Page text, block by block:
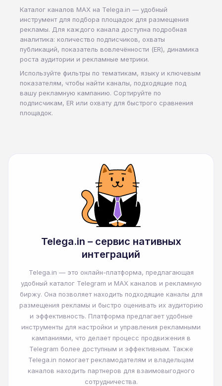
Каталог каналов MAX на Telega.in — удобный
инструмент для подбора площадок для размещения
рекламы. Для каждого канала доступна подробная
аналитика: количество подписчиков, охваты
публикаций, показатель вовлечённости (ER), динамика
роста аудитории и рекламные метрики.
Используйте фильтры по тематикам, языку и ключевым
показателям, чтобы найти каналы, подходящие под
вашу рекламную кампанию. Сортируйте по
подписчикам, ER или охвату для быстрого сравнения
площадок.
Telega.in – сервис нативных
интеграций
Telega.in — это онлайн-платформа, предлагающая
удобный каталог Telegram и MAX каналов и рекламную
биржу. Она позволяет находить подходящие каналы для
размещения рекламы и быстро оценивать их аудиторию
и эффективность. Платформа предлагает удобные
инструменты для настройки и управления рекламными
кампаниями, что делает процесс продвижения в
Telegram более доступным и эффективным. Также
Telega.in помогает рекламодателям и владельцам
каналов находить партнеров для взаимовыгодного
сотрудничества.